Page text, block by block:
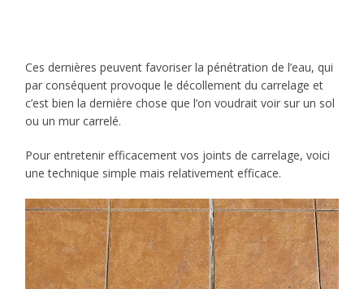
Ces dernières peuvent favoriser la pénétration de l’eau, qui
par conséquent provoque le décollement du carrelage et
c’est bien la dernière chose que l’on voudrait voir sur un sol
ou un mur carrelé.
Pour entretenir efficacement vos joints de carrelage, voici
une technique simple mais relativement efficace.